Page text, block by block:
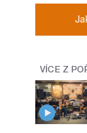
VÍCE Z